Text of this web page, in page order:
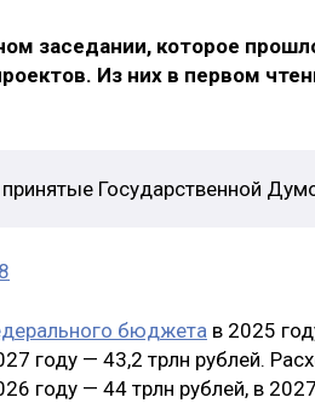
заседании, которое
Из них в первом
Государственной
бюджета в 2025
году — 43,2 трлн рублей.
году — 44 трлн рублей, в